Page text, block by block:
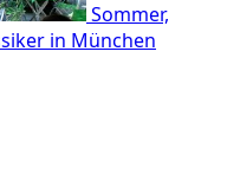
Sommer,
in München